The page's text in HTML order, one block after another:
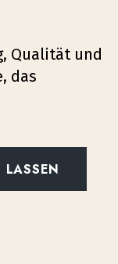
Qualität und
das
LASSEN